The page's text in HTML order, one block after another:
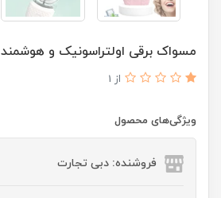
مسواک برقی اولتراسونیک و هوشمند U شکل مدل MY-116
از 1
ویژگی‌های محصول
فروشنده: دبی تجارت